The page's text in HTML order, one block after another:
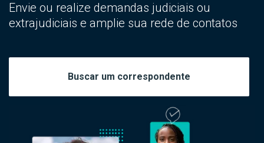
Envie ou realize demandas judiciais ou
extrajudiciais e amplie sua rede de contatos
Buscar um correspondente